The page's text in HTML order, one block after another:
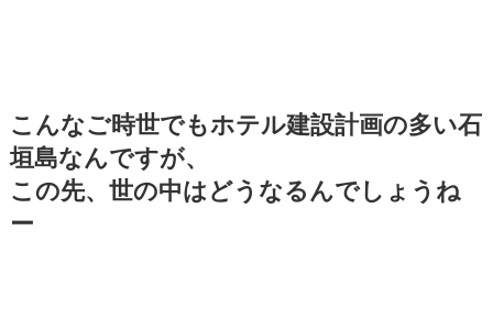
こんなご時世でもホテル建設計画の多い石
垣島なんですが、
この先、世の中はどうなるんでしょうね
ー